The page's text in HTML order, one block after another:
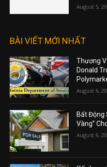
August 5,
BÀI VIẾT MỚI NHẤT
Thương
Donald
August 6,
Bất Động
Vàng”
August 6,